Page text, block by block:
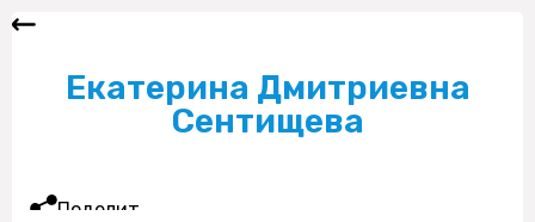
Екатерина Дмитриевна
Сентищева
Поделиться